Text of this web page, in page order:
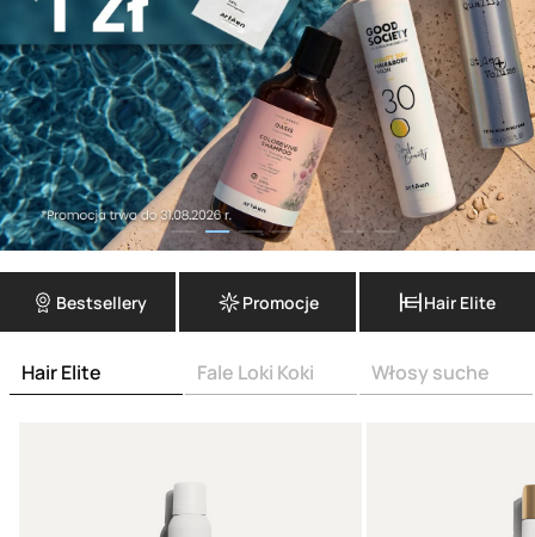
Bestsellery Promocje Hair Elite
Hair Elite Fale Loki Koki Włosy suche